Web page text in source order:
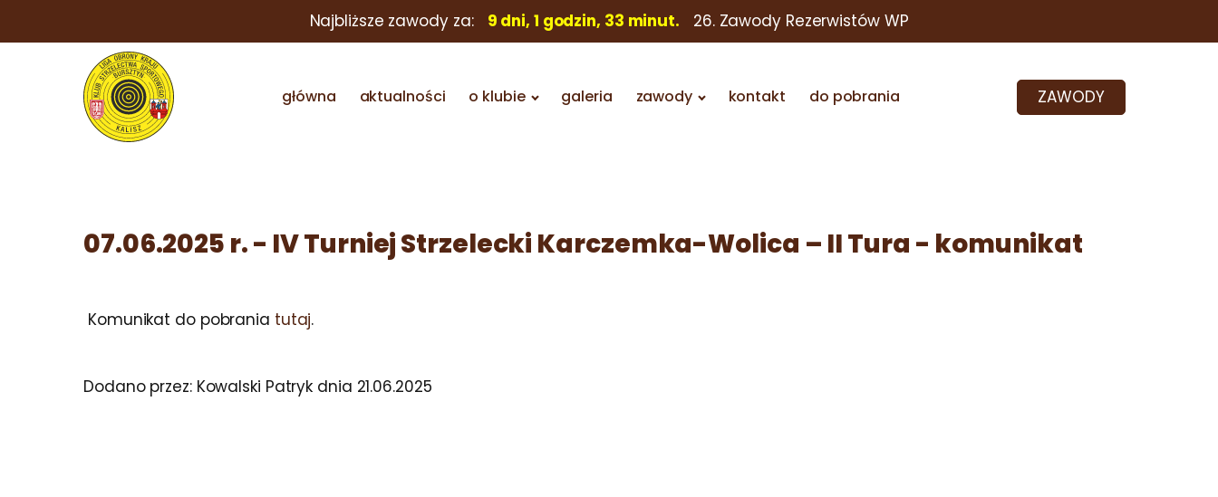
Najbliższe zawody za: 9 dni, 1 godzin, 33 minut. 26. Zawody Rezerwistów WP
główna aktualności o klubie galeria zawody kontakt do pobrania ZAWODY
07.06.2025 r. - IV Turniej Strzelecki Karczemka-Wolica – II Tura - komunikat
Komunikat do pobrania tutaj.
Dodano przez: Kowalski Patryk dnia 21.06.2025